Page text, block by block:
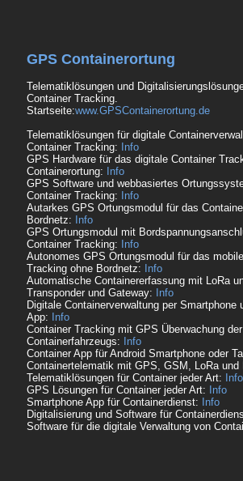
GPS Containerortung
Telematiklösungen und
Container Tracking.
Startseite:www.GPSContainerortung.de
Telematiklösungen für digitale
Container Tracking:
Info
GPS Hardware für das digitale Container
Containerortung:
Info
GPS Software und webbasiertes
Container Tracking:
Info
Autarkes GPS Ortungsmodul für das
Bordnetz:
Info
GPS Ortungsmodul mit
Container Tracking:
Info
Autonomes GPS Ortungsmodul für das
Tracking ohne Bordnetz:
Info
Automatische Containererfassung mit LoRa
Transponder und Gateway:
Info
Digitale Containerverwaltung per Smartphone
App:
Info
Container Tracking mit GPS Überwachung
Containerfahrzeugs:
Info
Container App für Android Smartphone oder
Containertelematik mit GPS, GSM, LoRa und
Telematiklösungen für Container jeder Art:
Info
GPS Lösungen für Container jeder Art:
Info
Smartphone App für Containerdienst:
Info
Digitalisierung und Software für
Software für die digitale Verwaltung von